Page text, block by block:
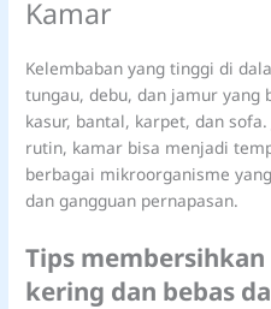
Kamar
Kelembaban yang tinggi di
tungau, debu, dan jamur
kasur, bantal, karpet, dan
rutin, kamar bisa menjadi
berbagai mikroorganisme
dan gangguan pernapasan.
Tips
kering dan bebas